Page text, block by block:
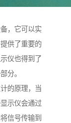
，它可以实
供了重要的
仪也得到了
分。
的原理，当
示仪会通过
信号传输到